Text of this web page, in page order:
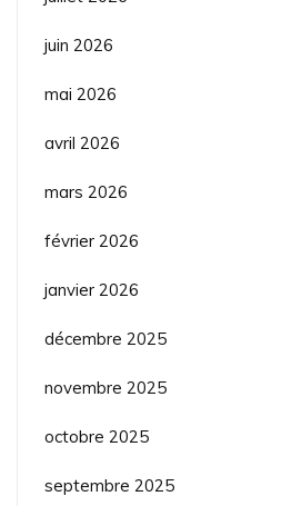
juin 2026
mai 2026
avril 2026
mars 2026
février 2026
janvier 2026
décembre 2025
novembre 2025
octobre 2025
septembre 2025